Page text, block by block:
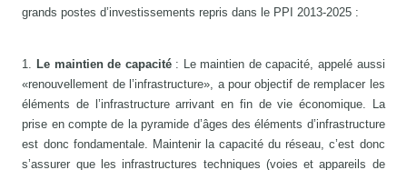
grands postes d’investissements repris dans le PPI 2013-2025 :
1. Le maintien de capacité : Le maintien de capacité, appelé aussi
«renouvellement de l’infrastructure», a pour objectif de remplacer les
éléments de l’infrastructure arrivant en fin de vie économique. La
prise en compte de la pyramide d’âges des éléments d’infrastructure
est donc fondamentale. Maintenir la capacité du réseau, c’est donc
s’assurer que les infrastructures techniques (voies et appareils de